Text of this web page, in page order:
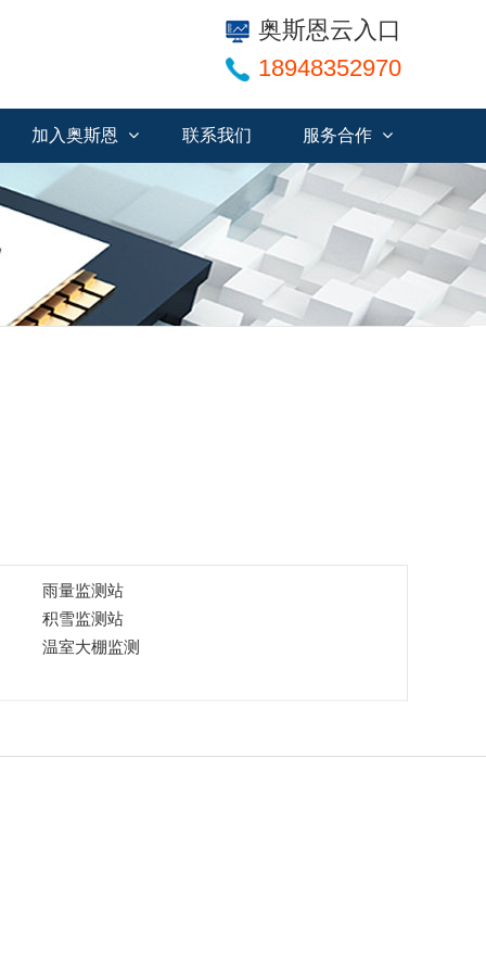
奥斯恩云入口
18948352970
加入奥斯恩 联系我们 服务合作
雨量监测站
积雪监测站
温室大棚监测